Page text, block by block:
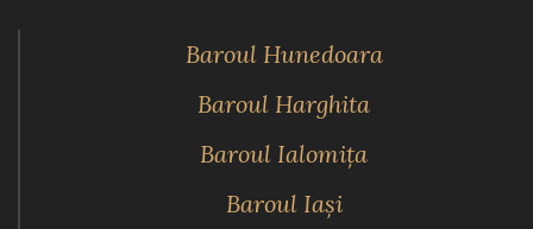
Baroul Hunedoara
Baroul Harghita
Baroul Ialomiţa
Baroul Iaşi